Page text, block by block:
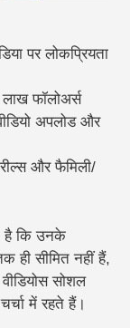
पर लोकप्रियता
फॉलोअर्स
अपलोड और
रील्स और फैमिली/
है कि उनके
ही सीमित नहीं हैं,
सोशल
में रहते हैं।